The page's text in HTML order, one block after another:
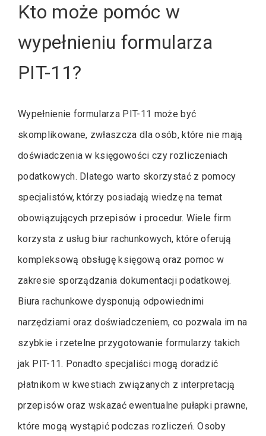
Kto może pomóc w
wypełnieniu formularza
PIT-11?
Wypełnienie formularza PIT-11 może być
skomplikowane, zwłaszcza dla osób, które nie mają
doświadczenia w księgowości czy rozliczeniach
podatkowych. Dlatego warto skorzystać z pomocy
specjalistów, którzy posiadają wiedzę na temat
obowiązujących przepisów i procedur. Wiele firm
korzysta z usług biur rachunkowych, które oferują
kompleksową obsługę księgową oraz pomoc w
zakresie sporządzania dokumentacji podatkowej.
Biura rachunkowe dysponują odpowiednimi
narzędziami oraz doświadczeniem, co pozwala im na
szybkie i rzetelne przygotowanie formularzy takich
jak PIT-11. Ponadto specjaliści mogą doradzić
płatnikom w kwestiach związanych z interpretacją
przepisów oraz wskazać ewentualne pułapki prawne,
które mogą wystąpić podczas rozliczeń. Osoby